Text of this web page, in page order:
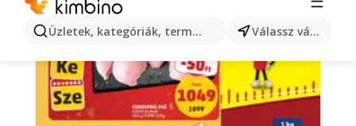
Üzletek, kategóriák, termékek keresése... Válassz várost